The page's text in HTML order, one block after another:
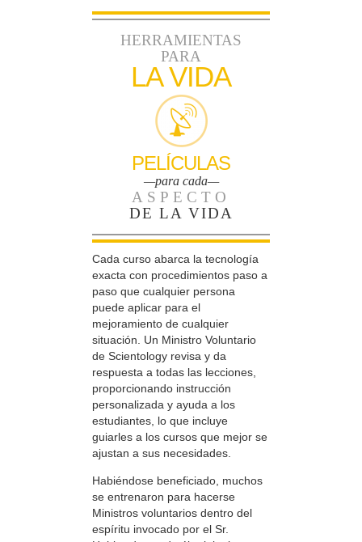
HERRAMIENTAS
PARA
LA VIDA
PELÍCULAS
—para cada—
ASPECTO
DE LA VIDA
Cada curso abarca la tecnología
exacta con procedimientos paso a
paso que cualquier persona
puede aplicar para el
mejoramiento de cualquier
situación. Un Ministro Voluntario
de Scientology revisa y da
respuesta a todas las lecciones,
proporcionando instrucción
personalizada y ayuda a los
estudiantes, lo que incluye
guiarles a los cursos que mejor se
ajustan a sus necesidades.
Habiéndose beneficiado, muchos
se entrenaron para hacerse
Ministros voluntarios dentro del
espíritu invocado por el Sr.